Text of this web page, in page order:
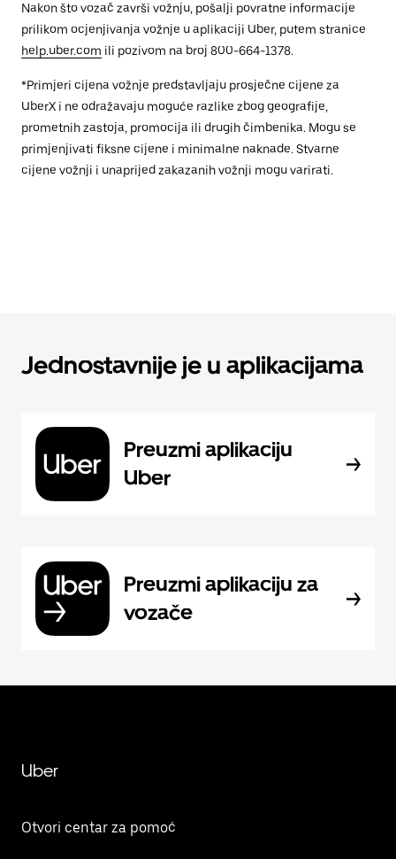
Nakon što vozač završi vožnju, pošalji povratne informacije
prilikom ocjenjivanja vožnje u aplikaciji Uber, putem stranice
help.uber.com ili pozivom na broj 800-664-1378.
*Primjeri cijena vožnje predstavljaju prosječne cijene za
UberX i ne odražavaju moguće razlike zbog geografije,
prometnih zastoja, promocija ili drugih čimbenika. Mogu se
primjenjivati fiksne cijene i minimalne naknade. Stvarne
cijene vožnji i unaprijed zakazanih vožnji mogu varirati.
Jednostavnije je u aplikacijama
Preuzmi aplikaciju
Uber
Preuzmi aplikaciju za
vozače
Uber
Otvori centar za pomoć